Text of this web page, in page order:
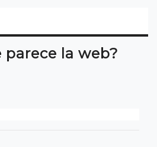
la web?